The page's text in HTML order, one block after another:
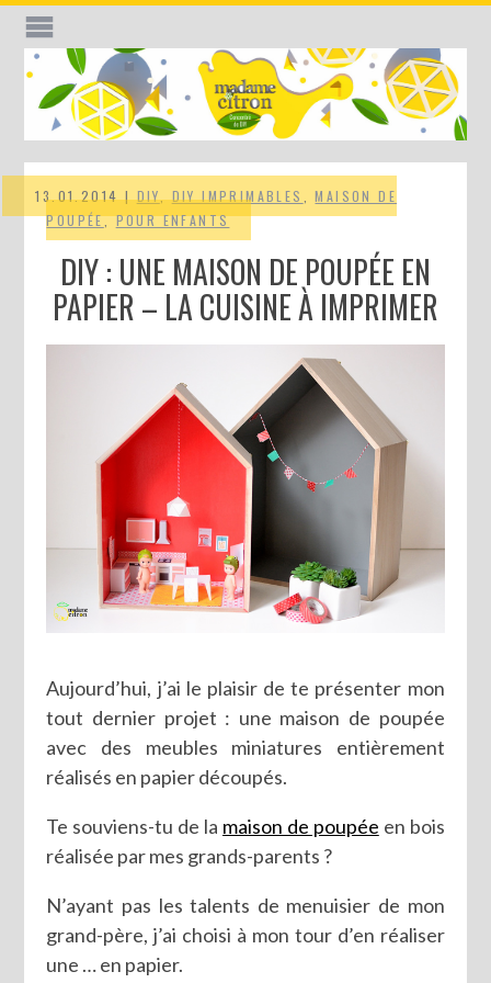
13.01.2014 |DIY,DIY IMPRIMABLES ,MAISON DE
POUPÉE,POUR ENFANTS
DIY : UNE MAISON DE POUPÉE EN
PAPIER – LA CUISINE À IMPRIMER
Aujourd’hui, j’ai le plaisir de te présenter mon
tout dernier projet : une maison de poupée
avec des meubles miniatures entièrement
réalisés en papier découpés.
Te souviens-tu de la maison de poupée en bois
réalisée par mes grands-parents ?
N’ayant pas les talents de menuisier de mon
grand-père, j’ai choisi à mon tour d’en réaliser
une … en papier.